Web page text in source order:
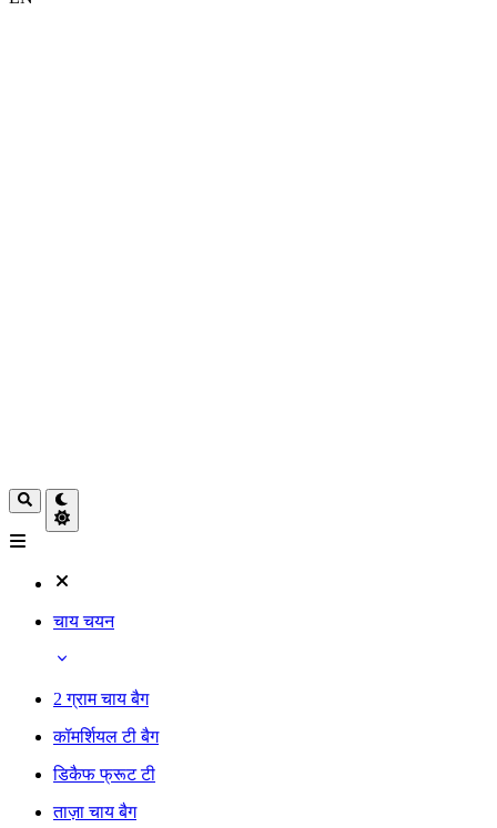
चाय चयन
2 ग्राम चाय बैग
कॉमर्शियल टी बैग
डिकैफ फ्रूट टी
ताज़ा चाय बैग